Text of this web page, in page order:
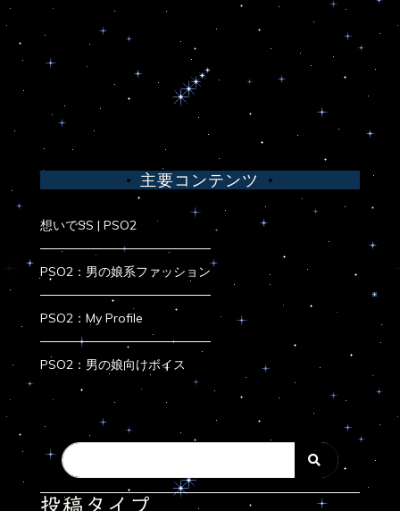
主要コンテンツ
想いでSS | PSO2
PSO2：男の娘系ファッション
PSO2：My Profile
PSO2：男の娘向けボイス
投稿タイプ